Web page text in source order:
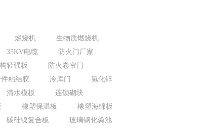
燃烧机
生物质燃烧机
35KV电缆
防火门厂家
轻强板
防火卷帘门
粘结胶 冷库门
氯化锌
清水模板
连锁砌块
橡塑保温板
橡塑海绵板
碳硅镍复合板
玻璃钢化粪池